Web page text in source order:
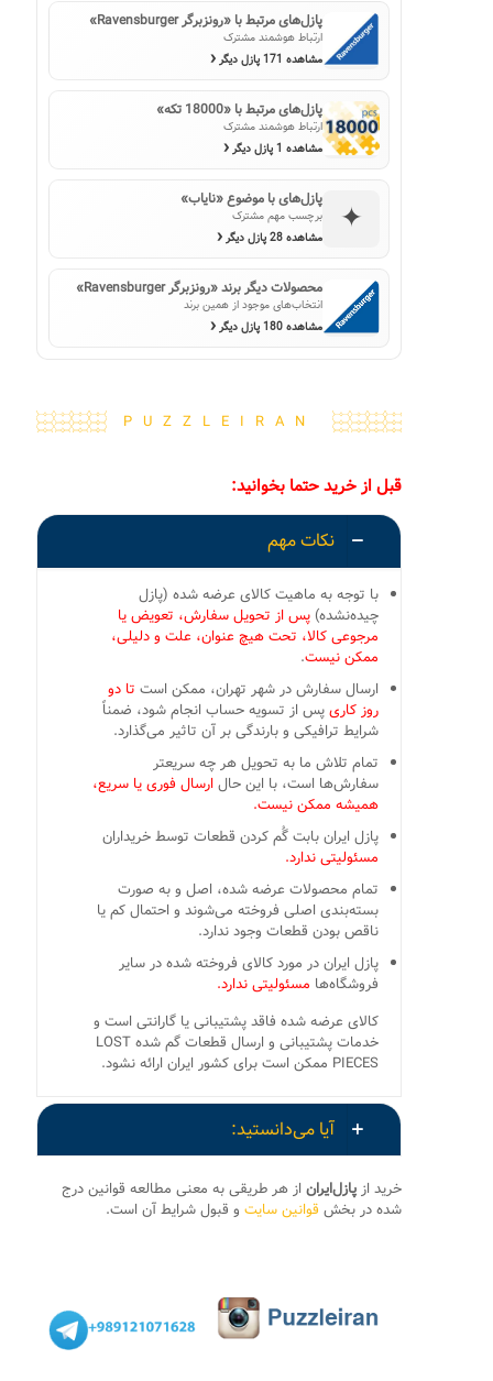
پازل‌های مرتبط با «رونزبرگر Ravensburger»
ارتباط هوشمند مشترک
مشاهده 171 پازل دیگر
‹
پازل‌های مرتبط با «18000 تکه»
ارتباط هوشمند مشترک
مشاهده 1 پازل دیگر
‹
✦ پازل‌های با موضوع «نایاب»
برچسب مهم مشترک
مشاهده 28 پازل دیگر
‹
محصولات دیگر برند «رونزبرگر Ravensburger»
انتخاب‌های موجود از همین برند
مشاهده 180 پازل دیگر
‹
PUZZLEIRAN
قبل از خرید حتما بخوانید:
نکات مهم
با توجه به ماهیت کالای عرضه شده (پازل
چیده‌نشده) پس از تحویل سفارش، تعویض یا
مرجوعی کالا، تحت هیچ عنوان، علت و دلیلی،
ممکن نیست.
ارسال سفارش در شهر تهران، ممکن است تا دو
روز کاریپس از تسویه حساب انجام شود، ضمناً
شرایط ترافیکی و بارندگی بر آن تاثیر می‌گذارد.
تمام تلاش ما به تحویل هر چه سریعتر
سفارش‌ها است، با این حالارسال فوری یا سریع،
همیشه ممکن نیست.
پازل ایران بابت گُم کردن قطعات توسط خریداران
مسئولیتی ندارد.
تمام محصولات عرضه شده، اصل و به صورت
بسته‌بندی اصلی فروخته می‌شوند و احتمال کم یا
ناقص بودن قطعات وجود ندارد.
پازل ایران در مورد کالای فروخته شده در سایر
فروشگاه‌ها مسئولیتی ندارد.
کالای عرضه شده فاقد پشتیبانی یا گارانتی است و
خدمات پشتیبانی و ارسال قطعات گم شده LOST
PIECES ممکن است برای کشور ایران ارائه نشود.
آیا می‌دانستید:
خرید ازپازل‌ایران از هر طریقی به معنی مطالعه قوانین درج
شده در بخش قوانین سایت و قبول شرایط آن است.